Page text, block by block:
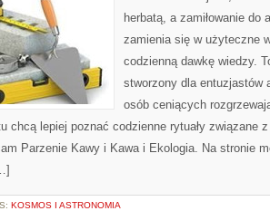
herbatą, a zamiłowanie do
zamienia się w użyteczne
codzienną dawkę wiedzy.
stworzony dla entuzjastów
osób ceniących
chcą lepiej poznać codzienne rytuały związane
Parzenie Kawy i Kawa i Ekologia. Na stronie
KOSMOS I ASTRONOMIA